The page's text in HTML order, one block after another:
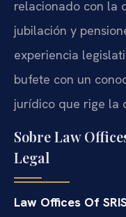
relacionado con la
jubilación y
experiencia
bufete con un
jurídico que rige la
Sobre Law
Legal
Law Offices Of